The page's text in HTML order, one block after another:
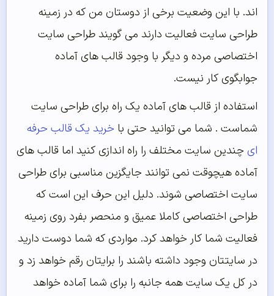
اند. با این وضعیت برخی از دوستان من که در زمینه
طراحی سایت فعالیت دارند می گویند طراحی سایت
اختصاصی مرده و دیگر با وجود قالب های آماده
جوابگوی کار نیست.
استفاده از قالب های آماده یک راه برای طراحی سایت
شماست . شما می توانید حتی با خرید یک قالب حرفه
ای چندین سایت مختلف را راه اندازی کنید اما قالب های
آماده هیچوقت نمی توانند جایگزین مناسبی برای طراحی
سایت اختصاصی شوند. دلیل این حرف این است که
طراحی اختصاصی کاملا عمیق و منحصر بفرد روی زمینه
فعالیت شما کار خواهد کرد. مواردی که شما دوست دارید
در سایتتان وجود داشته باشند را برایتان رقم خواهد زد و
در کل یک سایت همه جانبه را برای شما آماده خواهد